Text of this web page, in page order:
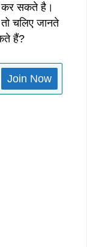
कर सकते है।
चलिए जानते
हैं?
Join Now